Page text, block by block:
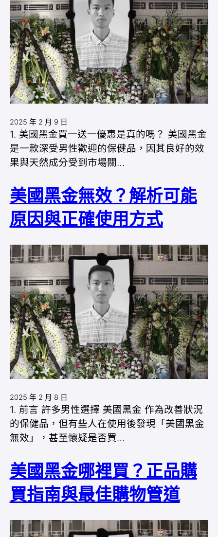
2025 年 2 月 9 日
1. 美國黑金買一送一優惠是真的嗎？ 美國黑金
是一款深受男性歡迎的保健品，因其良好的效
果與天然成分受到市場關…
美國黑金無效？解析可能
原因與正確使用方式
2025 年 2 月 8 日
1. 前言 許多男性選擇 美國黑金 作為改善狀況
的保健品，但有些人在使用後發現「美國黑金
無效」，甚至懷疑是否買…
美國黑金哪裡買？正品購
買指南與最佳購物管道